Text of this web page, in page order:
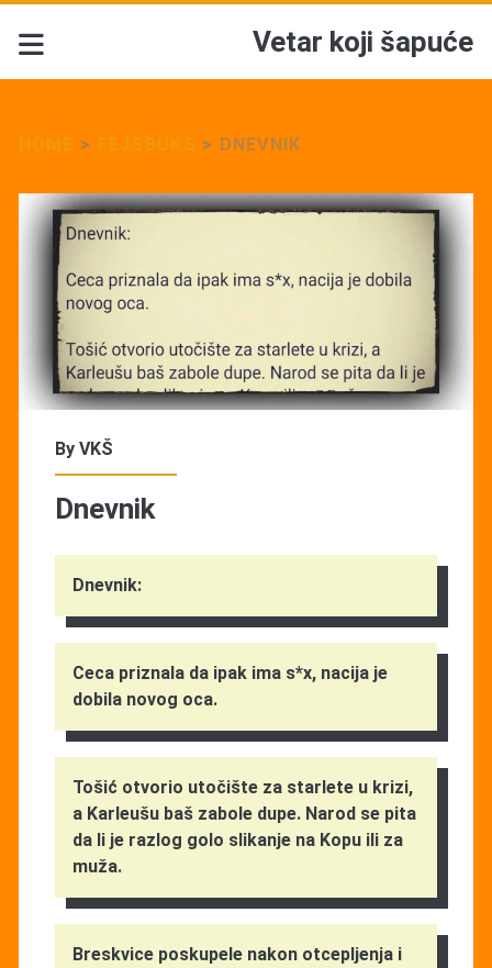
Vetar koji šapuće
> > DNEVNIK
By VKŠ
Dnevnik
Dnevnik:
Ceca priznala da ipak ima s*x, nacija je
dobila novog oca.
Tošić otvorio utočište za starlete u krizi,
a Karleušu baš zabole dupe. Narod se pita
da li je razlog golo slikanje na Kopu ili za
muža.
Breskvice poskupele nakon otcepljenja i